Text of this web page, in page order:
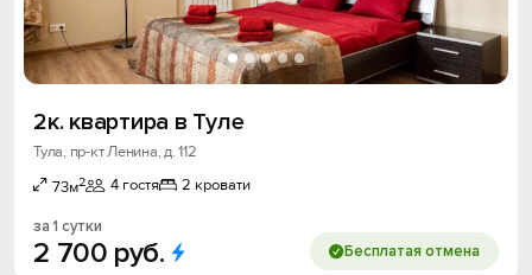
2к. квартира в Туле
Тула, пр-кт Ленина, д. 112
73м2 4 гостя 2 кровати
за 1 сутки
2 700 руб. Бесплатая отмена